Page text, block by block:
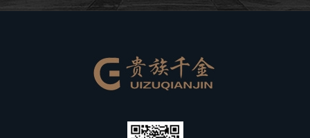
较重要的一个方面，选择到一款合适